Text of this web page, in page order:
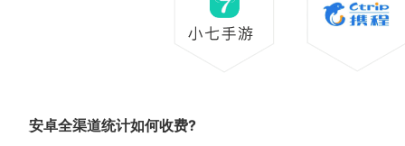
安卓全渠道统计如何收费?